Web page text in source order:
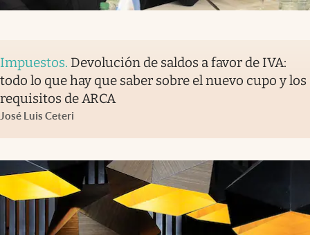
Impuestos. Devolución de saldos a favor de IVA:
todo lo que hay que saber sobre el nuevo cupo y los
requisitos de ARCA
José Luis Ceteri